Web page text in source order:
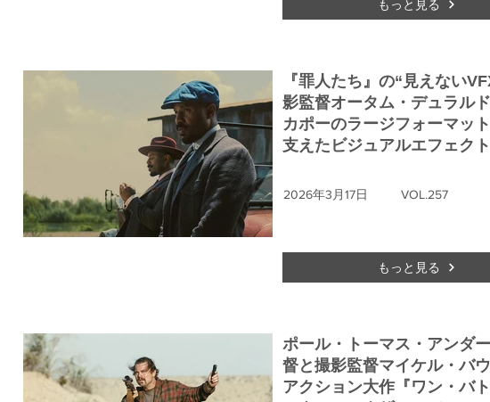
もっと見る
『罪人たち』の“見えない
影監督オータム・デュラル
カポーのラージフォーマッ
支えたビジュアルエフェクト
2026年3月17日 VOL.257
もっと見る
ポール・トーマス・アンダ
督と撮影監督マイケル・バウ
アクション大作『ワン・バ